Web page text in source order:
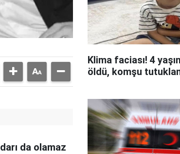
da olamaz
Klima faciası! 4
öldü, komşu